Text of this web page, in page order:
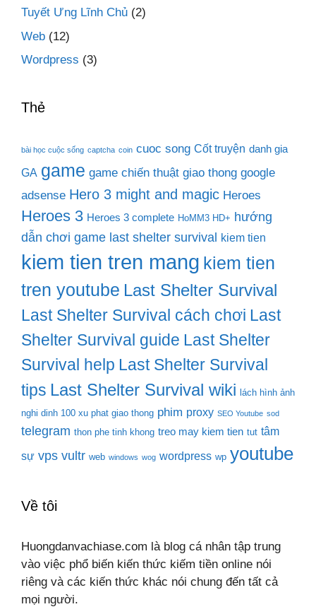
Tuyết Ưng Lĩnh Chủ (2)
Web (12)
Wordpress (3)
Thẻ
bài học cuộc sống captcha coin cuoc song Cốt truyện danh gia
GA game game chiến thuật giao thong google
adsense Hero 3 might and magic Heroes
Heroes 3 Heroes 3 complete HoMM3 HD+ hướng
dẫn chơi game last shelter survival kiem tien
kiem tien tren mang kiem tien
tren youtube Last Shelter Survival
Last Shelter Survival cách chơi Last
Shelter Survival guide Last Shelter
Survival help Last Shelter Survival
tips Last Shelter Survival wiki lách hình ảnh
nghi dinh 100 xu phat giao thong phim proxy SEO Youtube sod
telegram thon phe tinh khong treo may kiem tien tut tâm
sự vps vultr web windows wog wordpress wp youtube
Về tôi
Huongdanvachiase.com là blog cá nhân tập trung
vào việc phổ biến kiến thức kiếm tiền online nói
riêng và các kiến thức khác nói chung đến tất cả
mọi người.